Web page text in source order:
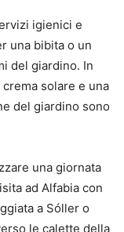
igienici e
una bibita o un
del giardino. In
solare e una
del giardino sono
una giornata
ad Alfabia con
a Sóller o
le calette della